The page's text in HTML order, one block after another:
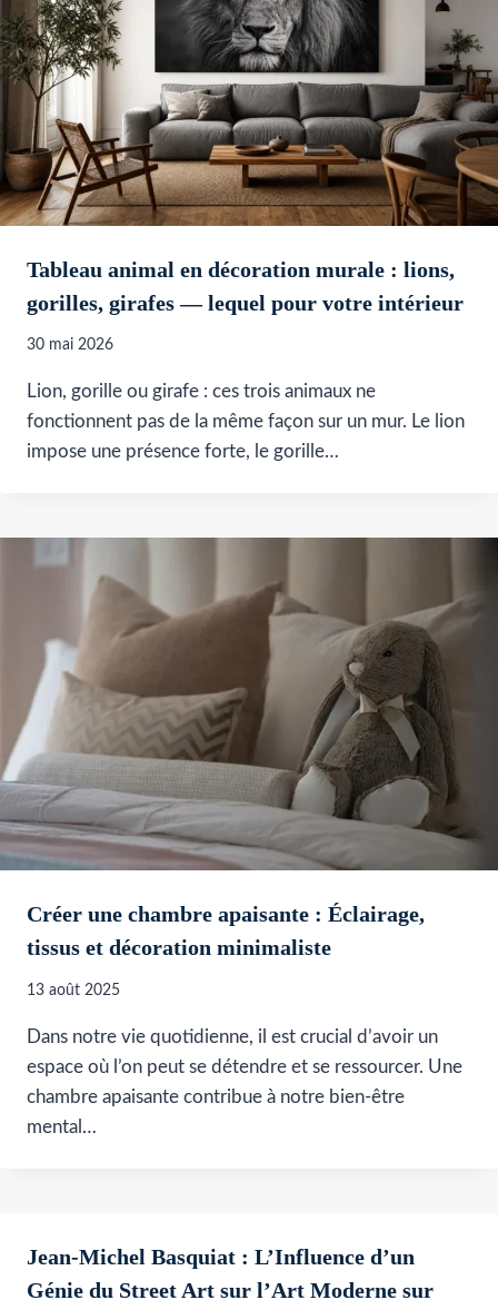
Tableau animal en décoration murale : lions,
gorilles, girafes — lequel pour votre intérieur
30 mai 2026
Lion, gorille ou girafe : ces trois animaux ne
fonctionnent pas de la même façon sur un mur. Le lion
impose une présence forte, le gorille…
Créer une chambre apaisante : Éclairage,
tissus et décoration minimaliste
13 août 2025
Dans notre vie quotidienne, il est crucial d’avoir un
espace où l’on peut se détendre et se ressourcer. Une
chambre apaisante contribue à notre bien-être
mental…
Jean-Michel Basquiat : L’Influence d’un
Génie du Street Art sur l’Art Moderne sur